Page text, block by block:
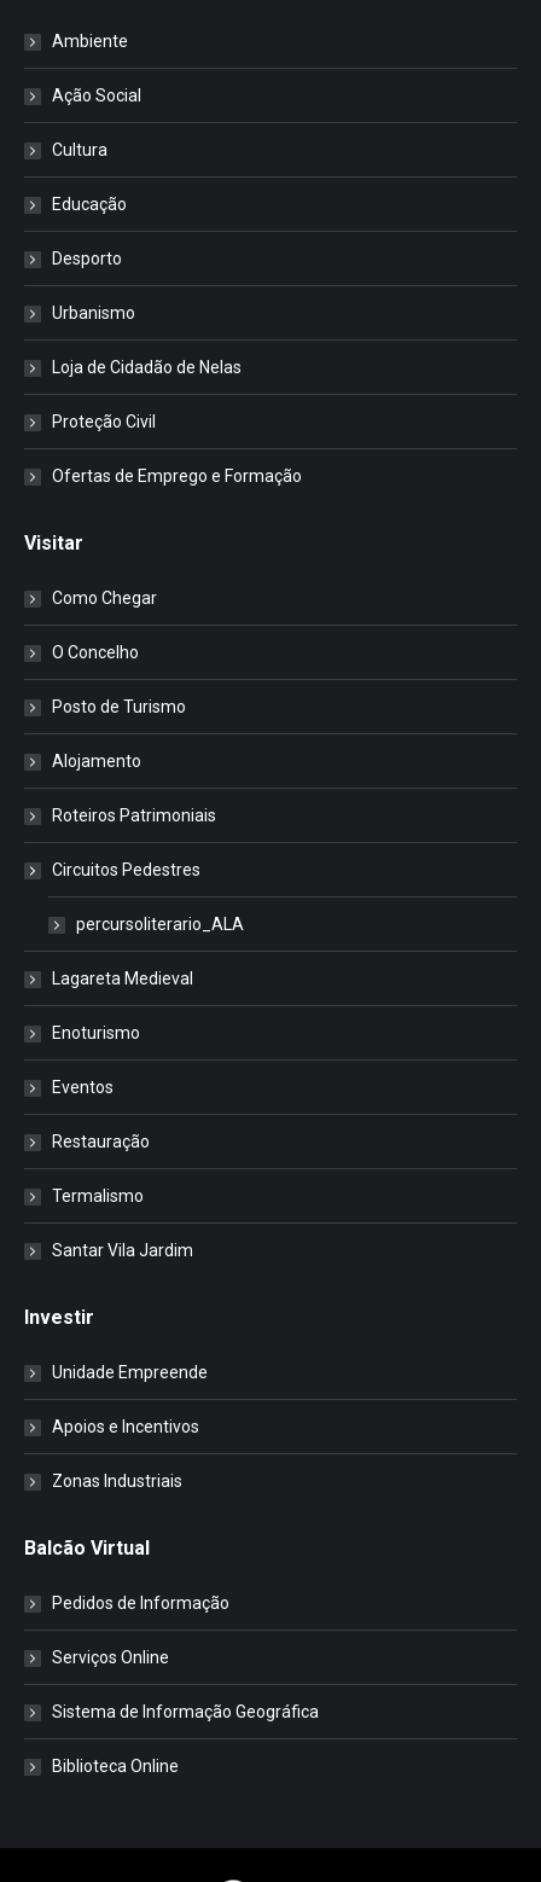
Ambiente
Ação Social
Cultura
Educação
Desporto
Urbanismo
Loja de Cidadão de Nelas
Proteção Civil
Ofertas de Emprego e Formação
Visitar
Como Chegar
O Concelho
Posto de Turismo
Alojamento
Roteiros Patrimoniais
Circuitos Pedestres
percursoliterario_ALA
Lagareta Medieval
Enoturismo
Eventos
Restauração
Termalismo
Santar Vila Jardim
Investir
Unidade Empreende
Apoios e Incentivos
Zonas Industriais
Balcão Virtual
Pedidos de Informação
Serviços Online
Sistema de Informação Geográfica
Biblioteca Online